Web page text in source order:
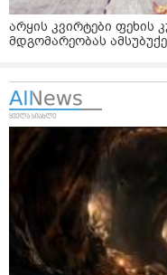
არყის კვირტები ფეხის
მდგომარეობას